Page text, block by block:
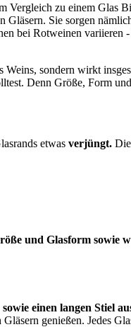
Vergleich zu einem Glas
Sie sorgen
bei Rotweinen variieren
sondern wirkt
Denn Größe, Form
etwas verjüngt.
und Glasform sowie
einen langen Stiel
genießen. Jedes